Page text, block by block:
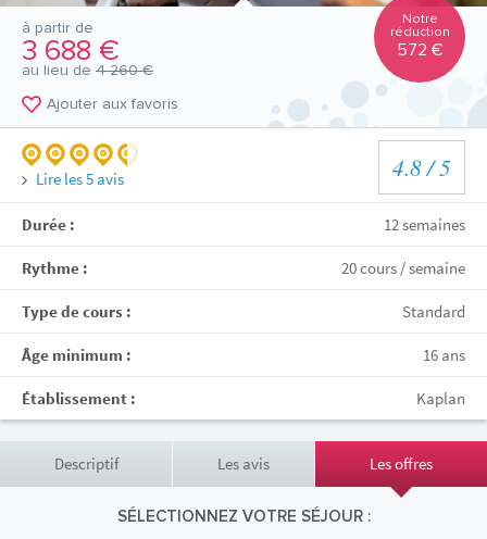
à partir de
3 688 €
au lieu de 4 260 €
Notre
réduction
572 €
Ajouter aux favoris
4.8/ 5
Lire les5 avis
Durée : 12 semaines
Rythme : 20 cours / semaine
Type de cours : Standard
Âge minimum : 16 ans
Établissement : Kaplan
Descriptif Les avis Les offres
SÉLECTIONNEZ VOTRE SÉJOUR :